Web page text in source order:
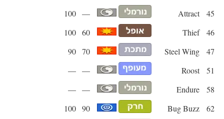
45
Attract
—
100
46
Thief
60
100
47
Steel Wing
70
90
51
Roost
—
—
58
Endure
—
—
62
Bug Buzz
90
100